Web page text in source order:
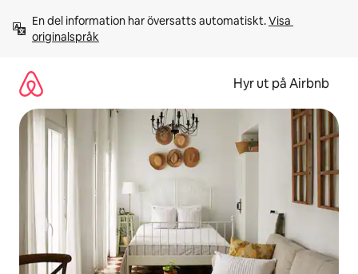
innehåll
En del information har översatts automatiskt. Visa
originalspråk
Hyr ut på Airbnb